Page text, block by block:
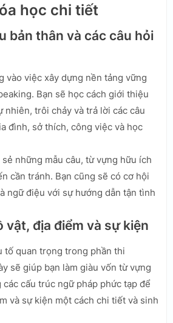
học chi tiết
bản thân và các câu hỏi
vào việc xây dựng nền tảng vững
Bạn sẽ học cách giới thiệu
nhiên, trôi chảy và trả lời các câu
đình, sở thích, công việc và học
những mẫu câu, từ vựng hữu ích
cần tránh. Bạn cũng sẽ có cơ hội
ngữ điệu với sự hướng dẫn tận tình
vật, địa điểm và sự kiện
tố quan trọng trong phần thi
sẽ giúp bạn làm giàu vốn từ vựng
các cấu trúc ngữ pháp phức tạp để
và sự kiện một cách chi tiết và sinh